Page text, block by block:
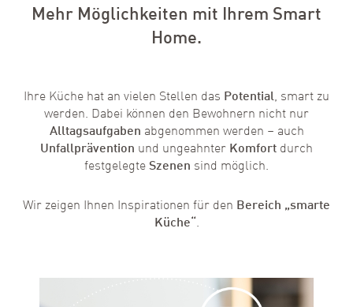
Mehr Möglichkeiten mit Ihrem Smart
Home.
Ihre Küche hat an vielen Stellen das Potential, smart zu
werden. Dabei können den Bewohnern nicht nur
Alltagsaufgaben abgenommen werden – auch
Unfallprävention und ungeahnter Komfort durch
festgelegte Szenen sind möglich.
Wir zeigen Ihnen Inspirationen für den Bereich „smarte
Küche“ .